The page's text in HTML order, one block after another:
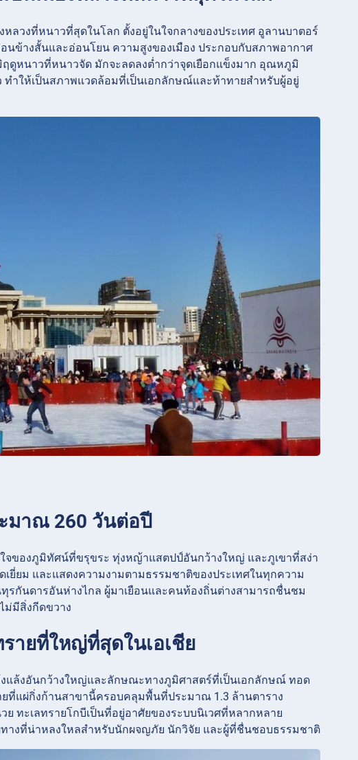
ลวงที่หนาวที่สุดในโลก ตั้งอยู่ในใจกลางของประเทศ อูลานบาตอร์
างสั้นและอ่อนโยน ความสูงของเมือง ประกอบกับสภาพอากาศ
ดูหนาวที่หนาวจัด มักจะลดลงต่ำกว่าจุดเยือกแข็งมาก อุณหภูมิ
ทำให้เป็นสภาพแวดล้อมที่เป็นเอกลักษณ์และท้าทายสำหรับผู้อยู่
มาณ 260 วันต่อปี
ของภูมิทัศน์ที่ขรุขระ ทุ่งหญ้าแสตปป์อันกว้างใหญ่ และภูเขาที่สง่า
ยม และแสดงความงามตามธรรมชาติของประเทศในทุกความ
รกันดารอันห่างไกล ผู้มาเยือนและคนท้องถิ่นต่างสามารถชื่นชม
ม่มีสิ่งกีดขวาง
รายที่ใหญ่ที่สุดในเอเชีย
แล้งอันกว้างใหญ่และลักษณะทางภูมิศาสตร์ที่เป็นเอกลักษณ์ ทอด
ที่แผ่กิ่งก้านสาขานี้ครอบคลุมพื้นที่ประมาณ 1.3 ล้านตาราง
ย ทะเลทรายโกบีเป็นที่อยู่อาศัยของระบบนิเวศที่หลากหลาย
างที่น่าหลงใหลสำหรับนักผจญภัย นักวิจัย และผู้ที่ชื่นชอบธรรมชาติ